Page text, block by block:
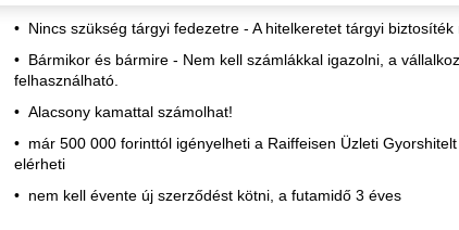
Nincs szükség tárgyi fedezetre - A hitelkeretet tárgyi
Bármikor és bármire - Nem kell számlákkal igazolni, a
felhasználható.
Alacsony kamattal számolhat!
már 500 000 forinttól igényelheti a Raiffeisen Üzleti
elérheti
nem kell évente új szerződést kötni, a futamidő 3 éves